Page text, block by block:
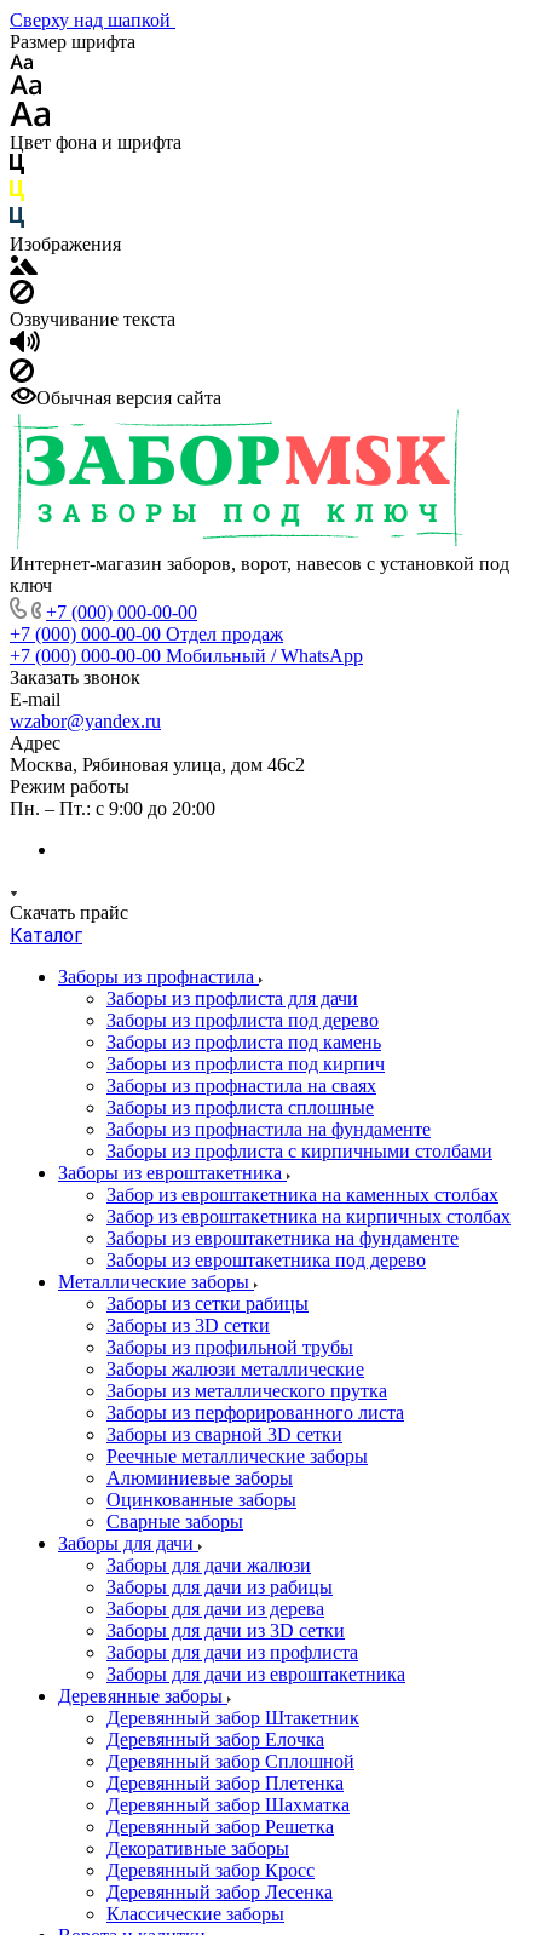
Сверху над шапкой
Размер шрифта
Цвет фона и шрифта
Изображения
Озвучивание текста
Обычная версия сайта
Интернет-магазин заборов, ворот, навесов с установкой под
ключ
+7 (000) 000-00-00
+7 (000) 000-00-00 Отдел продаж
+7 (000) 000-00-00 Мобильный / WhatsApp
Заказать звонок
E-mail
wzabor@yandex.ru
Адрес
Москва, Рябиновая улица, дом 46с2
Режим работы
Пн. – Пт.: с 9:00 до 20:00
Скачать прайс
Каталог
Заборы из профнастила
Заборы из профлиста для дачи
Заборы из профлиста под дерево
Заборы из профлиста под камень
Заборы из профлиста под кирпич
Заборы из профнастила на сваях
Заборы из профлиста сплошные
Заборы из профнастила на фундаменте
Заборы из профлиста с кирпичными столбами
Заборы из евроштакетника
Забор из евроштакетника на каменных столбах
Забор из евроштакетника на кирпичных столбах
Заборы из евроштакетника на фундаменте
Заборы из евроштакетника под дерево
Металлические заборы
Заборы из сетки рабицы
Заборы из 3D сетки
Заборы из профильной трубы
Заборы жалюзи металлические
Заборы из металлического прутка
Заборы из перфорированного листа
Заборы из сварной 3D сетки
Реечные металлические заборы
Алюминиевые заборы
Оцинкованные заборы
Сварные заборы
Заборы для дачи
Заборы для дачи жалюзи
Заборы для дачи из рабицы
Заборы для дачи из дерева
Заборы для дачи из 3D сетки
Заборы для дачи из профлиста
Заборы для дачи из евроштакетника
Деревянные заборы
Деревянный забор Штакетник
Деревянный забор Елочка
Деревянный забор Сплошной
Деревянный забор Плетенка
Деревянный забор Шахматка
Деревянный забор Решетка
Декоративные заборы
Деревянный забор Кросс
Деревянный забор Лесенка
Классические заборы